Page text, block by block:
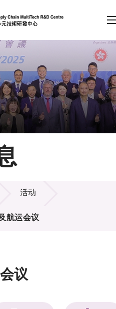
车键）
会员登录
A EN 繁 简
活动
航运会议
议